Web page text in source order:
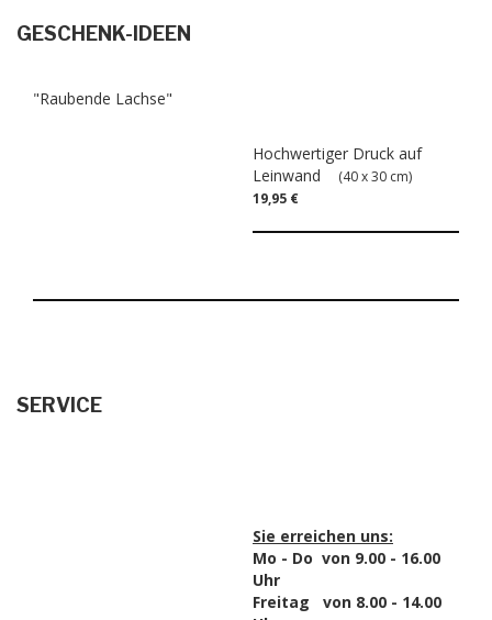
GESCHENK-IDEEN
"Raubende Lachse"
Hochwertiger Druck auf
Leinwand
(40 x 30 cm)
19,95 €
SERVICE
Sie erreichen uns:
Mo - Do von 9.00 - 16.00
Uhr
Freitag von 8.00 - 14.00